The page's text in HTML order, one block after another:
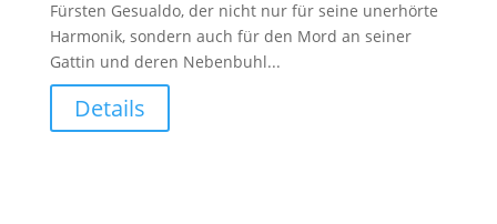
Fürsten Gesualdo, der nicht nur für seine unerhörte
Harmonik, sondern auch für den Mord an seiner
Gattin und deren Nebenbuhl...
Details